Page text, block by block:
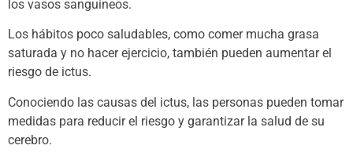
los vasos sanguíneos.
Los hábitos poco saludables, como comer mucha grasa
saturada y no hacer ejercicio, también pueden aumentar el
riesgo de ictus.
Conociendo las causas del ictus, las personas pueden tomar
medidas para reducir el riesgo y garantizar la salud de su
cerebro.